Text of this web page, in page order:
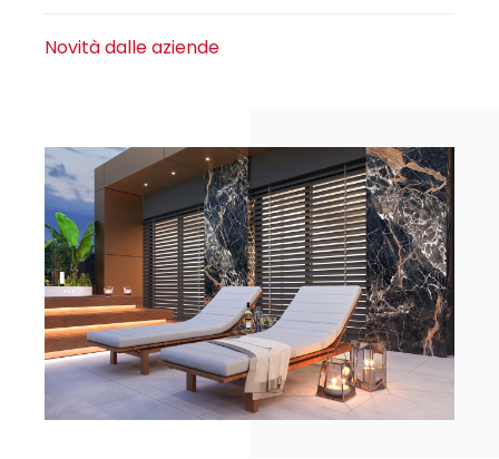
Novità dalle aziende